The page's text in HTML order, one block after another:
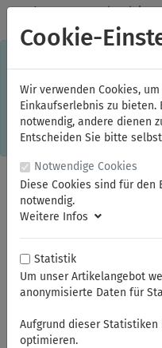
✓Jeden Monat starke
Kostenlose Lieferung im
Einkaufserlebnis. Dabei
Informationen oder die
gespeichert. Ohne Cookies
Online-Shops
einverstanden, klicken Sie
Steckschlüssel-Sortiment
Cookie-
Wir verwenden Cookies,
Einkaufserlebnis zu bieten.
notwendig, andere dienen
Entscheiden Sie bitte
Notwendige Cookies
Diese Cookies sind für
notwendig.
Weitere Infos
Statistik
Um unser Artikelangebot
anonymisierte Daten für
Aufgrund dieser Statistiken
optimieren.